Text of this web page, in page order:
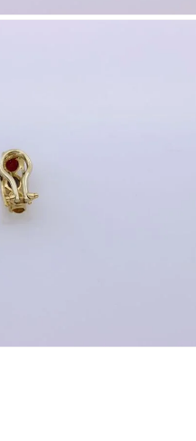
Acuerdo RGPD
Doy mi consentimiento para que esta web
que envío para que puedan responder a mi